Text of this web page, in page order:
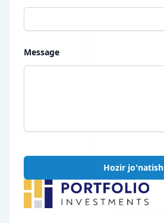
Message
Hozir jo'natish